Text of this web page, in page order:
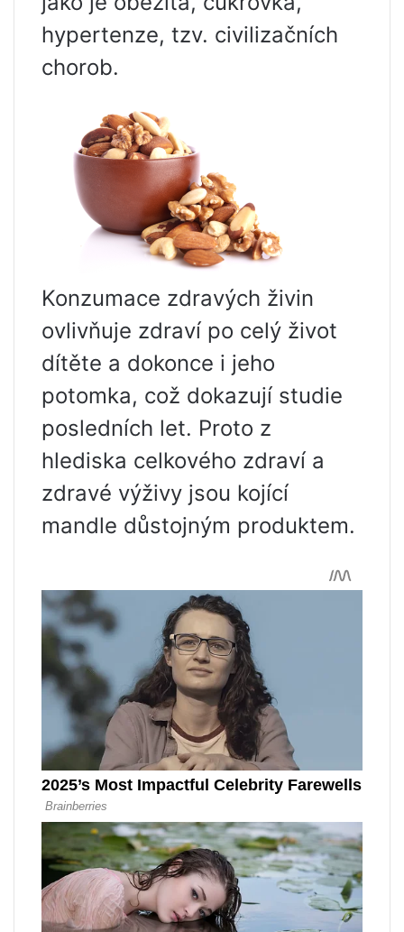
hypertenze, tzv. civilizačních
chorob.
Konzumace zdravých živin
ovlivňuje zdraví po celý život
dítěte a dokonce i jeho
potomka, což dokazují studie
posledních let. Proto z
hlediska celkového zdraví a
zdravé výživy jsou kojící
mandle důstojným produktem.